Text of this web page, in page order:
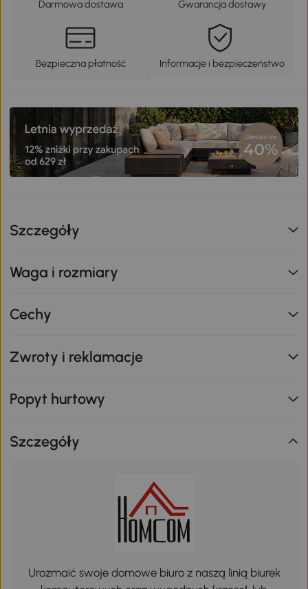
Darmowa dostawa Gwarancja dostawy
Bezpieczna płatność Informacje i bezpieczeństwo
Szczegóły
Waga i rozmiary
Cechy
Zwroty i reklamacje
Popyt hurtowy
Szczegóły
Urozmaić swoje domowe biuro z naszą linią biurek